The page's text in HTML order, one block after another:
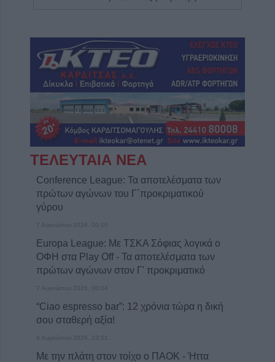
ΤΕΛΕΥΤΑΙΑ ΝΕΑ
Conference League: Τα αποτελέσματα των
πρώτων αγώνων του Γ΄προκριματικού
γύρου
7 Αυγούστου 2026, 00:10
Europa League: Με ΤΣΚΑ Σόφιας λογικά ο
ΟΦΗ στα Play Off - Τα αποτελέσματα των
πρώτων αγώνων στον Γ' προκριματικό
7 Αυγούστου 2026, 00:04
“Ciao espresso bar”: 12 χρόνια τώρα η δική
σου σταθερή αξία!
6 Αυγούστου 2026, 23:51
Με την πλάτη στον τοίχο ο ΠΑΟΚ - Ήττα